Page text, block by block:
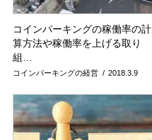
コインパーキングの稼働率の計
算方法や稼働率を上げる取り
組…
2018.3.9
コインパーキングの経営